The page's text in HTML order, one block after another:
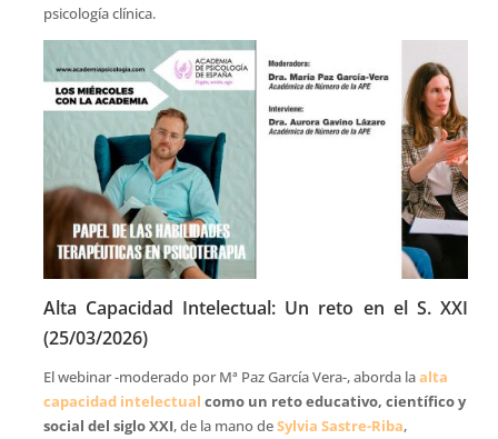
psicología clínica.
Alta Capacidad Intelectual: Un reto en el S. XXI
(25/03/2026)
El webinar -moderado por Mª Paz García Vera-, aborda laalta
capacidad intelectual como un reto educativo, científico y
social del siglo XXI, de la mano deSylvia Sastre-Riba,